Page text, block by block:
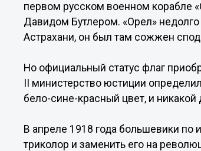
первом русском военном корабле
Давидом Бутлером. «Орел»
Астрахани, он был там сожжен
Но официальный статус флаг
II министерство юстиции
бело-сине-красный цвет, и никакой
В апреле 1918 года большевики по
триколор и заменить его на